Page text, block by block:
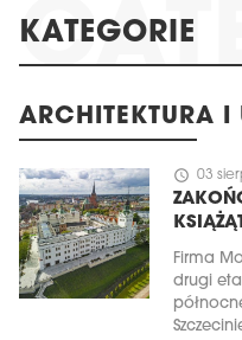
KATEGORIE
ARCHITEKTURA I
schedule 03
Firma
drugi